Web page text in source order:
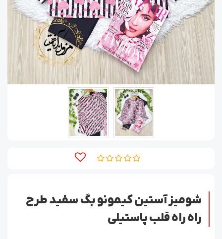
شومیز آستین کیمونو بگ سفید طرح
راه راه قلب پاستیلی